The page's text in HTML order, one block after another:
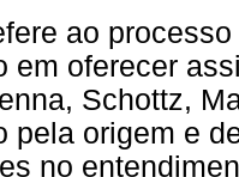
ao
em oferecer
Schottz,
pela origem e
no